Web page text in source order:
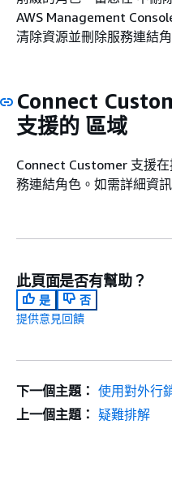
AWS Management
清除資源並刪除服務連結角
Connect
支援的 區域
Connect Customer 支援
務連結角色。如需詳細資
此頁面是否有幫助？
是
否
提供意見回饋
下一個主題： 使用對外行
上一個主題： 疑難排解